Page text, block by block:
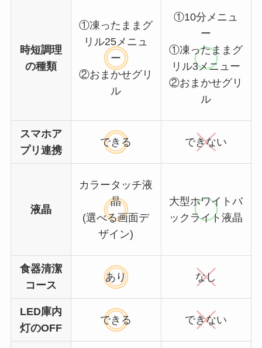
時短調理
の種類
①凍ったままグ
リル25メニュ
ー
②おまかせグリ
ル
①10分メニュ
ー
①凍ったままグ
リル3メニュー
②おまかせグリ
ル
スマホア
プリ連携
できる できない
液晶
カラータッチ液
晶
(選べる画面デ
ザイン)
大型ホワイトバ
ックライト液晶
食器清潔
コース
あり なし
LED庫内
灯のOFF
できる できない